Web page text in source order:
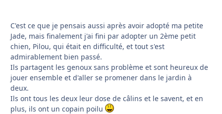
C'est ce que je pensais aussi après avoir adopté ma petite
Jade, mais finalement j'ai fini par adopter un 2ème petit
chien, Pilou, qui était en difficulté, et tout s'est
admirablement bien passé.
Ils partagent les genoux sans problème et sont heureux de
jouer ensemble et d'aller se promener dans le jardin à
deux.
Ils ont tous les deux leur dose de câlins et le savent, et en
plus, ils ont un copain poilu